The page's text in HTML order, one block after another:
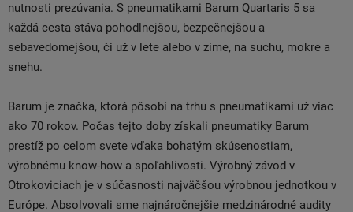
nutnosti prezúvania. S pneumatikami Barum Quartaris 5 sa
každá cesta stáva pohodlnejšou, bezpečnejšou a
sebavedomejšou, či už v lete alebo v zime, na suchu, mokre a
snehu.
Barum je značka, ktorá pôsobí na trhu s pneumatikami už viac
ako 70 rokov. Počas tejto doby získali pneumatiky Barum
prestíž po celom svete vďaka bohatým skúsenostiam,
výrobnému know-how a spoľahlivosti. Výrobný závod v
Otrokoviciach je v súčasnosti najväčšou výrobnou jednotkou v
Európe. Absolvovali sme najnáročnejšie medzinárodné audity